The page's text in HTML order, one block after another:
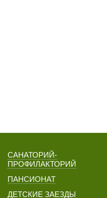
САНАТОРИЙ-
ПРОФИЛАКТОРИЙ
ПАНСИОНАТ
ДЕТСКИЕ ЗАЕЗДЫ